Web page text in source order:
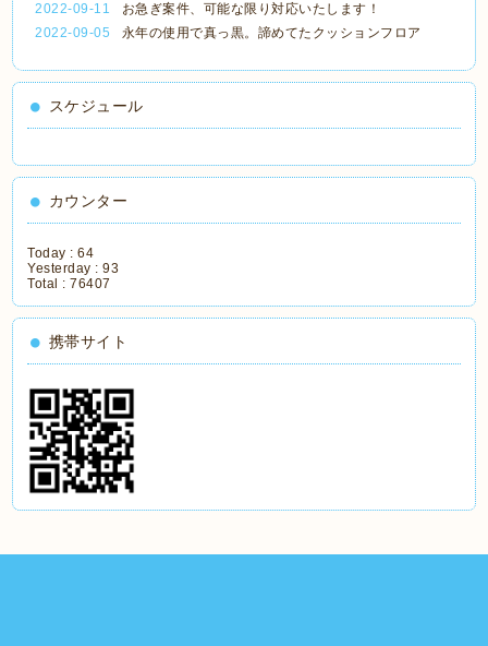
2022-09-11
お急ぎ案件、可能な限り対応いたします！
2022-09-05
永年の使用で真っ黒。諦めてたクッションフロア
スケジュール
カウンター
Today :64
Yesterday :93
Total :76407
携帯サイト